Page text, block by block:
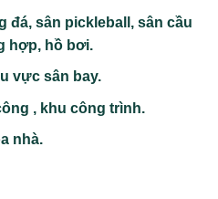
đá, sân pickleball, sân cầu
hợp, hồ bơi.
vực sân bay.
, khu công trình.
nhà.